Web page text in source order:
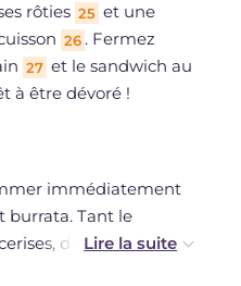
rôties 25 et une
26 . Fermez
27 et le sandwich au
à être dévoré !
immédiatement
burrata. Tant le
déjà cuits,